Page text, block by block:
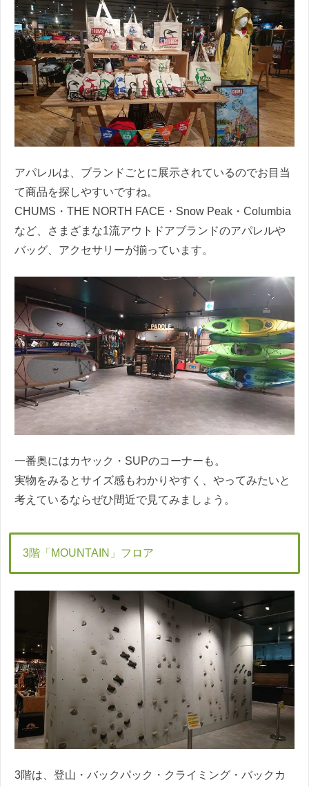
アパレルは、ブランドごとに展示されているのでお目当
て商品を探しやすいですね。
CHUMS・THE NORTH FACE・Snow Peak・Columbia
など、さまざまな1流アウトドアブランドのアパレルや
バッグ、アクセサリーが揃っています。
一番奥にはカヤック・SUPのコーナーも。
実物をみるとサイズ感もわかりやすく、やってみたいと
考えているならぜひ間近で見てみましょう。
3階「MOUNTAIN」フロア
3階は、登山・バックパック・クライミング・バックカ